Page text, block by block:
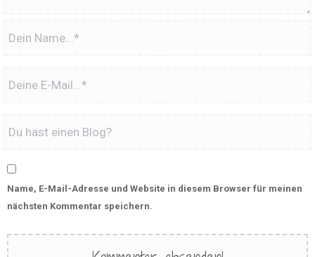
Name, E-Mail-Adresse und Website in diesem Browser für meinen
nächsten Kommentar speichern.